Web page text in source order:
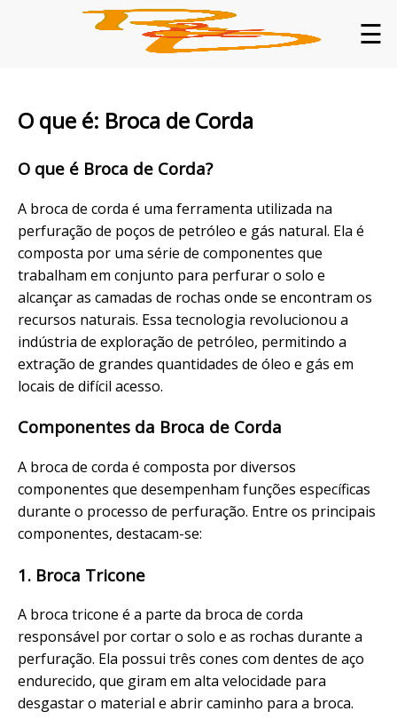
☰
O que é: Broca de Corda
O que é Broca de Corda?
A broca de corda é uma ferramenta utilizada na
perfuração de poços de petróleo e gás natural. Ela é
composta por uma série de componentes que
trabalham em conjunto para perfurar o solo e
alcançar as camadas de rochas onde se encontram os
recursos naturais. Essa tecnologia revolucionou a
indústria de exploração de petróleo, permitindo a
extração de grandes quantidades de óleo e gás em
locais de difícil acesso.
Componentes da Broca de Corda
A broca de corda é composta por diversos
componentes que desempenham funções específicas
durante o processo de perfuração. Entre os principais
componentes, destacam-se:
1. Broca Tricone
A broca tricone é a parte da broca de corda
responsável por cortar o solo e as rochas durante a
perfuração. Ela possui três cones com dentes de aço
endurecido, que giram em alta velocidade para
desgastar o material e abrir caminho para a broca.